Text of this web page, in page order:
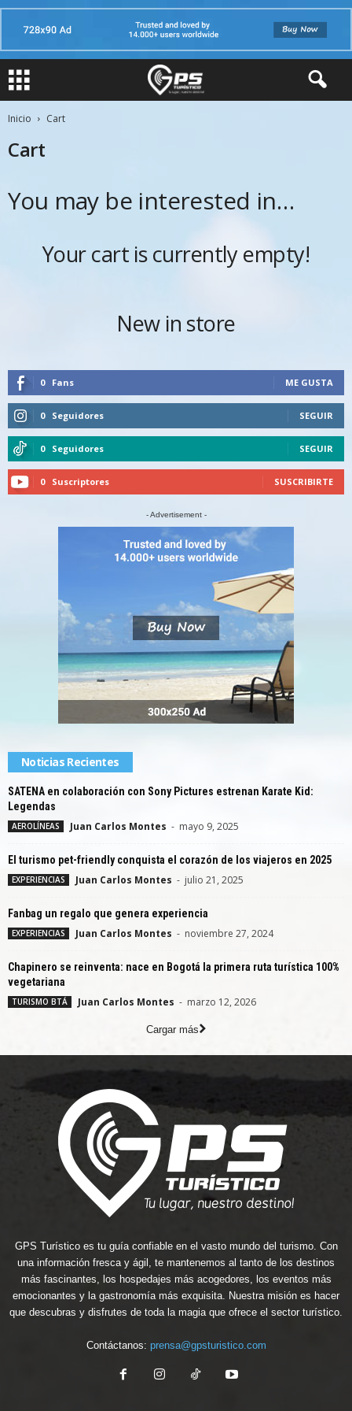
Inicio Cart
Cart
You may be interested in…
Your cart is currently empty!
New in store
0 Fans ME GUSTA
0 Seguidores SEGUIR
0 Seguidores SEGUIR
0 Suscriptores SUSCRIBIRTE
- Advertisement -
Noticias Recientes
SATENA en colaboración con Sony Pictures estrenan Karate Kid:
Legendas
AEROLÍNEAS Juan Carlos Montes - mayo 9, 2025
El turismo pet-friendly conquista el corazón de los viajeros en 2025
EXPERIENCIAS Juan Carlos Montes - julio 21, 2025
Fanbag un regalo que genera experiencia
EXPERIENCIAS Juan Carlos Montes - noviembre 27, 2024
Chapinero se reinventa: nace en Bogotá la primera ruta turística 100%
vegetariana
TURISMO BTÁ Juan Carlos Montes - marzo 12, 2026
Cargar más
GPS Turístico es tu guía confiable en el vasto mundo del turismo. Con
una información fresca y ágil, te mantenemos al tanto de los destinos
más fascinantes, los hospedajes más acogedores, los eventos más
emocionantes y la gastronomía más exquisita. Nuestra misión es hacer
que descubras y disfrutes de toda la magia que ofrece el sector turístico.
Contáctanos: prensa@gpsturistico.com